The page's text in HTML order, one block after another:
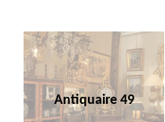
Antiquaire 49